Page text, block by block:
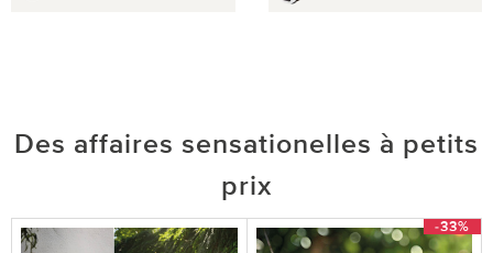
Des affaires sensationelles à petits
prix
-33%